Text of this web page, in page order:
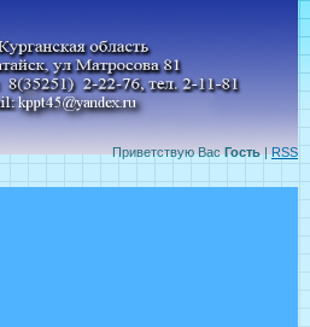
Приветствую Вас Гость|RSS